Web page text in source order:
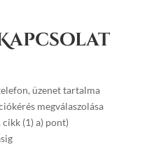
üzenet tartalma
megválaszolása
cikk (1) a) pont)